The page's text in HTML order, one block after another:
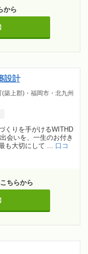
から
設計
築上郡)・福岡市・北九州
くりを手がけるWITHD
会いを、一生のお付き
も大切にして ... 口コ
ちらから